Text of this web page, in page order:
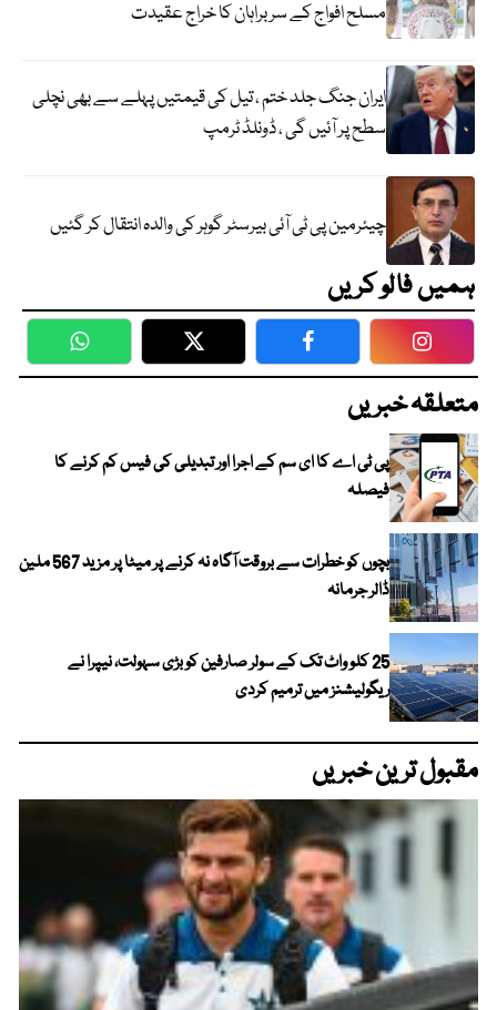
مسلح افواج کے سربراہان کا خراج عقیدت
ایران جنگ جلد ختم ، تیل کی قیمتیں پہلے سے بھی نچلی
سطح پر آئیں گی ، ڈونلڈ ٹرمپ
چیئرمین پی ٹی آئی بیرسٹر گوہر کی والدہ انتقال کر گئیں
ہمیں فالو کریں
WhatsApp Twitter Facebook
متعلقہ خبریں
پی ٹی اے کا ای سم کے اجرا اور تبدیلی کی فیس کم کرنے کا
فیصلہ
بچوں کو خطرات سے بروقت آگاہ نہ کرنے پر میٹا پر مزید 567 ملین
ڈالر جرمانہ
25 کلو واٹ تک کے سولر صارفین کو بڑی سہولت، نیپرا نے
ریگولیشنز میں ترمیم کردی
مقبول ترین خبریں